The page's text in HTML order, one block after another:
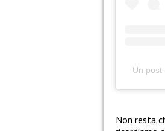
Un post
Non resta